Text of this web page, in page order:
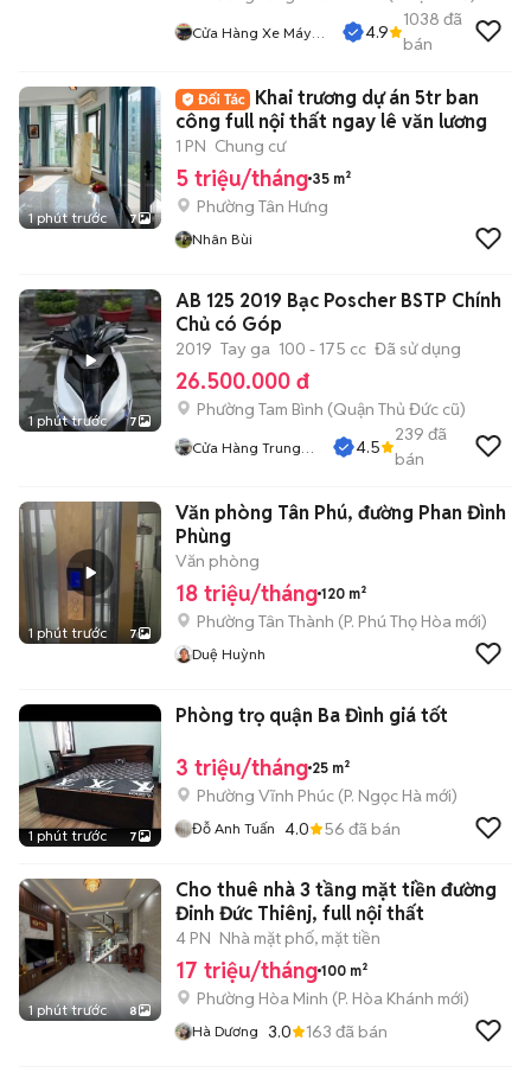
Cửa Hàng Xe Máy
4.9
1038 đã
bán
1 phút trước 7
Khai trương dự án 5tr ban
công full nội thất ngay lê văn lương
1 PN Chung cư
5 triệu/tháng 35 m²
Phường Tân Hưng
Nhân Bùi
1 phút trước 7
AB 125 2019 Bạc Poscher BSTP Chính
Chủ có Góp
2019 Tay ga 100 - 175 cc Đã sử dụng
26.500.000 đ
Phường Tam Bình (Quận Thủ Đức cũ)
Cửa Hàng Trung
4.5
239 đã
bán
1 phút trước 7
Văn phòng Tân Phú, đường Phan Đình
Phùng
Văn phòng
18 triệu/tháng 120 m²
Phường Tân Thành (P. Phú Thọ Hòa mới)
Duệ Huỳnh
1 phút trước 7
Phòng trọ quận Ba Đình giá tốt
3 triệu/tháng 25 m²
Phường Vĩnh Phúc (P. Ngọc Hà mới)
Đỗ Anh Tuấn 4.0 56 đã bán
1 phút trước 8
Cho thuê nhà 3 tầng mặt tiền đường
Đinh Đức Thiênj, full nội thất
4 PN Nhà mặt phố, mặt tiền
17 triệu/tháng 100 m²
Phường Hòa Minh (P. Hòa Khánh mới)
Hà Dương 3.0 163 đã bán